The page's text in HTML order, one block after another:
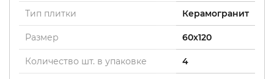
Тип плитки Керамогранит
Размер 60x120
Количество шт. в упаковке 4